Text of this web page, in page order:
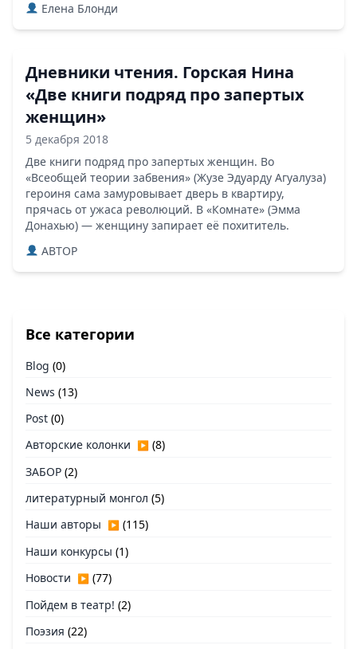
Елена Блонди
Дневники чтения. Горская Нина
«Две книги подряд про запертых
женщин»
5 декабря 2018
Две книги подряд про запертых женщин. Во
«Всеобщей теории забвения» (Жузе Эдуарду Агуалуза)
героиня сама замуровывает дверь в квартиру,
прячась от ужаса революций. В «Комнате» (Эмма
Донахью) — женщину запирает её похититель.
ABTOP
Все категории
Blog (0)
News (13)
Post (0)
Авторские колонки ▶ (8)
ЗАБОР (2)
литературный монгол (5)
Наши авторы ▶ (115)
Наши конкурсы (1)
Новости ▶ (77)
Пойдем в театр! (2)
Поэзия (22)